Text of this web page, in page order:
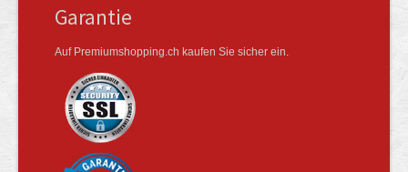
Garantie
Auf Premiumshopping.ch kaufen Sie sicher ein.